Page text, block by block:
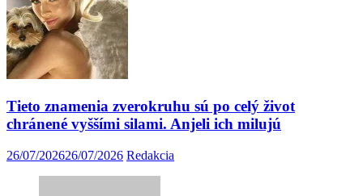
Tieto znamenia zverokruhu sú po celý život
chránené vyššími silami. Anjeli ich milujú
26/07/202626/07/2026 Redakcia